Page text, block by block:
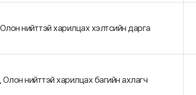
нийттэй харилцах хэлтсийн дарга
нийттэй харилцах багийн ахлагч